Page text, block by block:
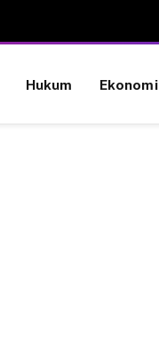
Hukum Ekonomi